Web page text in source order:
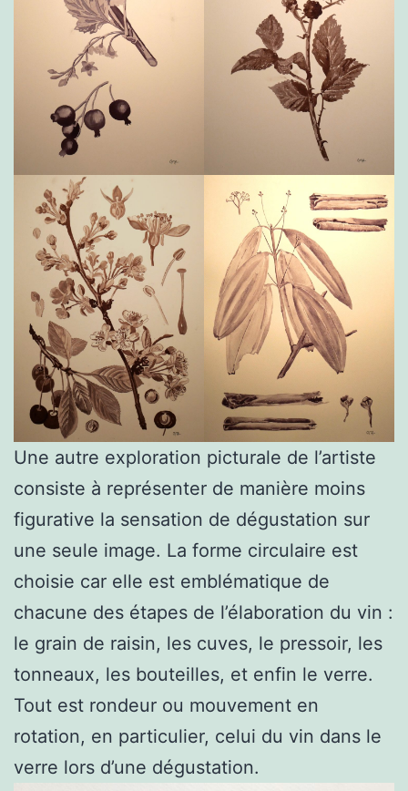
Une autre exploration picturale de l’artiste
consiste à représenter de manière moins
figurative la sensation de dégustation sur
une seule image. La forme circulaire est
choisie car elle est emblématique de
chacune des étapes de l’élaboration du vin :
le grain de raisin, les cuves, le pressoir, les
tonneaux, les bouteilles, et enfin le verre.
Tout est rondeur ou mouvement en
rotation, en particulier, celui du vin dans le
verre lors d’une dégustation.